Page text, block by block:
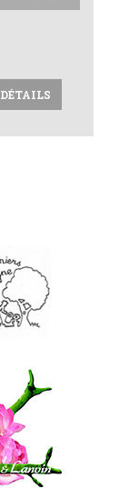
DÉTAILS